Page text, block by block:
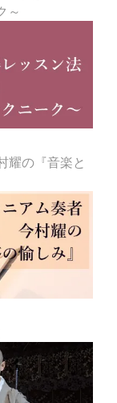
～
耀の『音楽と